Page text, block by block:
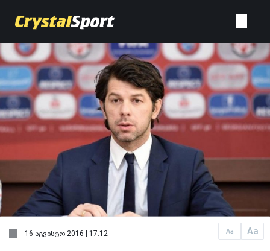
Aa Aa
16 აგვისტო 2016 | 17:12